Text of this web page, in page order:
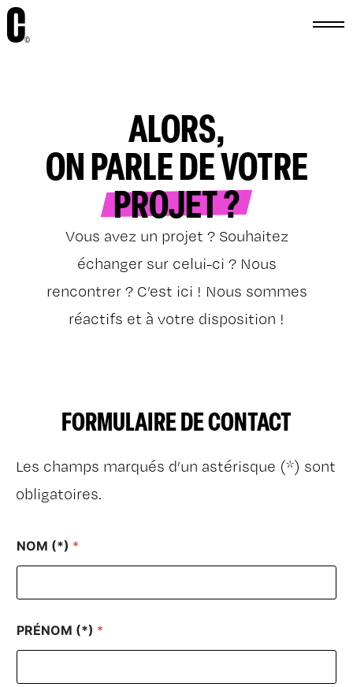
ALORS,
ON PARLE DE VOTRE
PROJET ?
Vous avez un projet ? Souhaitez
échanger sur celui-ci ? Nous
rencontrer ? C’est ici ! Nous sommes
réactifs et à votre disposition !
FORMULAIRE DE CONTACT
Les champs marqués d’un astérisque (*) sont
obligatoires.
NOM (*) *
PRÉNOM (*) *